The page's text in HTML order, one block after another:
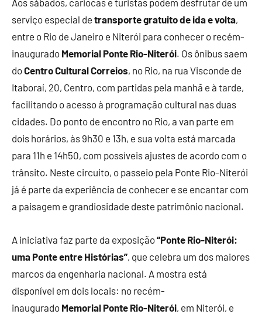
serviço especial de transporte gratuito de ida e volta,
entre o Rio de Janeiro e Niterói para conhecer o recém-
inaugurado Memorial Ponte Rio-Niterói. Os ônibus saem
doCentro Cultural Correios, no Rio, na rua Visconde de
Itaboraí, 20, Centro, com partidas pela manhã e à tarde,
facilitando o acesso à programação cultural nas duas
cidades. Do ponto de encontro no Rio, a van parte em
dois horários, às 9h30 e 13h, e sua volta está marcada
para 11h e 14h50, com possíveis ajustes de acordo com o
trânsito. Neste circuito, o passeio pela Ponte Rio-Niterói
já é parte da experiência de conhecer e se encantar com
a paisagem e grandiosidade deste patrimônio nacional.
A iniciativa faz parte da exposição“Ponte Rio-Niterói:
uma Ponte entre Histórias”, que celebra um dos maiores
marcos da engenharia nacional. A mostra está
disponível em dois locais: no recém-
inaugurado Memorial Ponte Rio-Niterói, em Niterói, e